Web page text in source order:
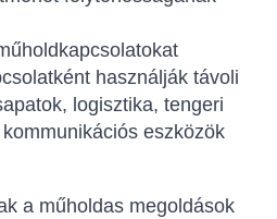
használják távoli
logisztika, tengeri
eszközök
a műholdas megoldások